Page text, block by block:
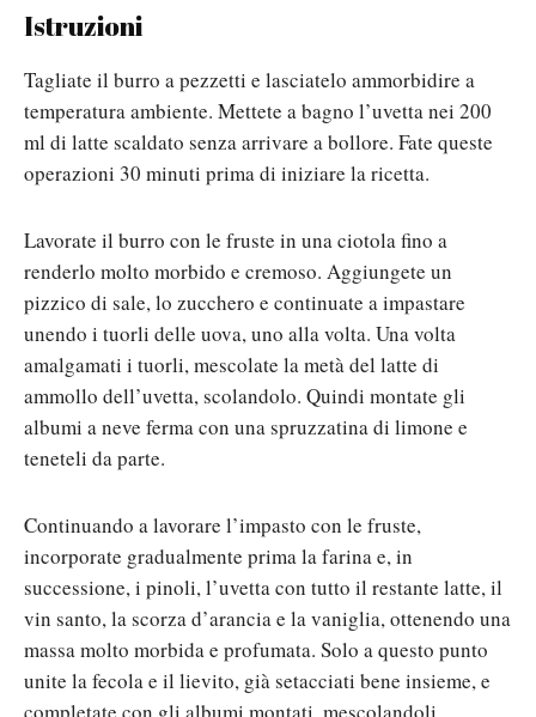
Istruzioni
Tagliate il burro a pezzetti e lasciatelo ammorbidire a
temperatura ambiente. Mettete a bagno l’uvetta nei 200
ml di latte scaldato senza arrivare a bollore. Fate queste
operazioni 30 minuti prima di iniziare la ricetta.
Lavorate il burro con le fruste in una ciotola fino a
renderlo molto morbido e cremoso. Aggiungete un
pizzico di sale, lo zucchero e continuate a impastare
unendo i tuorli delle uova, uno alla volta. Una volta
amalgamati i tuorli, mescolate la metà del latte di
ammollo dell’uvetta, scolandolo. Quindi montate gli
albumi a neve ferma con una spruzzatina di limone e
teneteli da parte.
Continuando a lavorare l’impasto con le fruste,
incorporate gradualmente prima la farina e, in
successione, i pinoli, l’uvetta con tutto il restante latte, il
vin santo, la scorza d’arancia e la vaniglia, ottenendo una
massa molto morbida e profumata. Solo a questo punto
unite la fecola e il lievito, già setacciati bene insieme, e
completate con gli albumi montati, mescolandoli